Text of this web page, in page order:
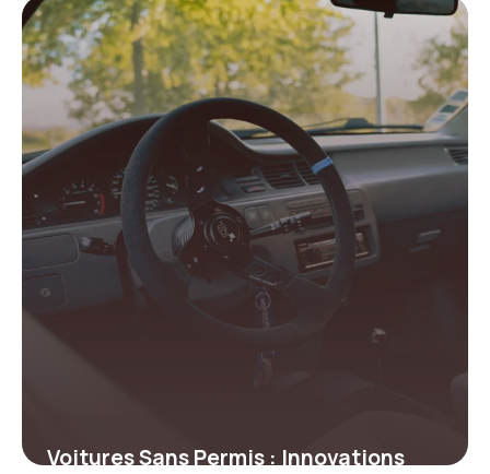
changer pour votre sécurité
19 juin 2026
Voitures Sans Permis : Innovations